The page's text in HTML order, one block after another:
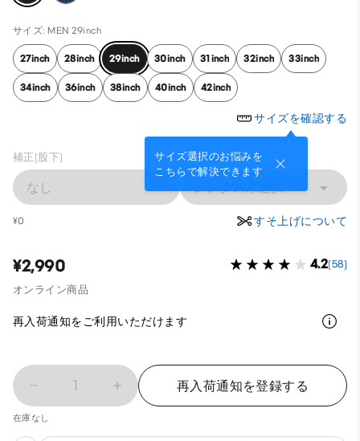
サイズ: MEN 29inch
27inch 28inch 29inch 30inch 31inch 32inch 33inch
34inch 36inch 38inch 40inch 42inch
サイズを確認する
サイズ選択のお悩みを
こちらで解決できます
補正(股下)
なし レングス未選択
¥0 すそ上げについて
¥2,990 4.2(58)
オンライン商品
再入荷通知をご利用いただけます
1 再入荷通知を登録する
在庫なし